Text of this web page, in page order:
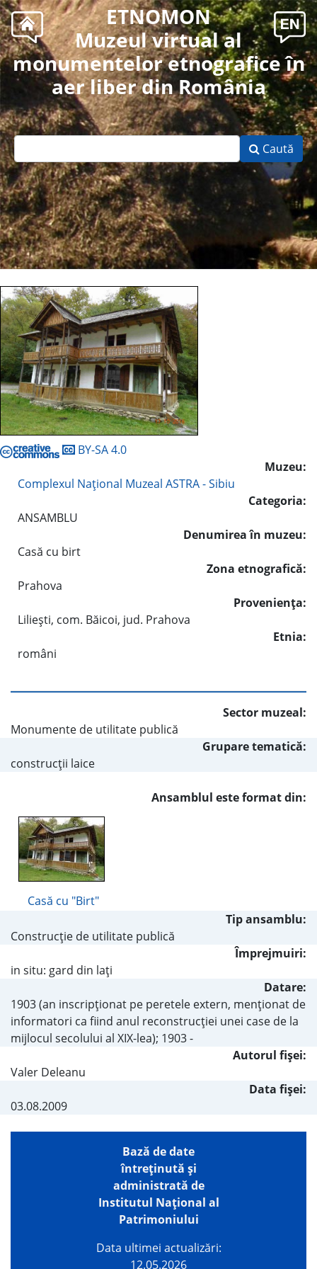
ETNOMON
Muzeul virtual al
monumentelor etnografice în
aer liber din România
Caută
BY-SA 4.0
Muzeu:
Complexul Naţional Muzeal ASTRA - Sibiu
Categoria:
ANSAMBLU
Denumirea în muzeu:
Casă cu birt
Zona etnografică:
Prahova
Provenienţa:
Lilieşti, com. Băicoi, jud. Prahova
Etnia:
români
Sector muzeal:
Monumente de utilitate publică
Grupare tematică:
construcţii laice
Ansamblul este format din:
Casă cu "Birt"
Tip ansamblu:
Construcţie de utilitate publică
Împrejmuiri:
in situ: gard din laţi
Datare:
1903 (an inscripţionat pe peretele extern, menţionat de
informatori ca fiind anul reconstrucţiei unei case de la
mijlocul secolului al XIX-lea); 1903 -
Autorul fişei:
Valer Deleanu
Data fișei:
03.08.2009
Bază de date
întreţinută şi
administrată de
Institutul Național al
Patrimoniului
Data ultimei actualizări:
12.05.2026